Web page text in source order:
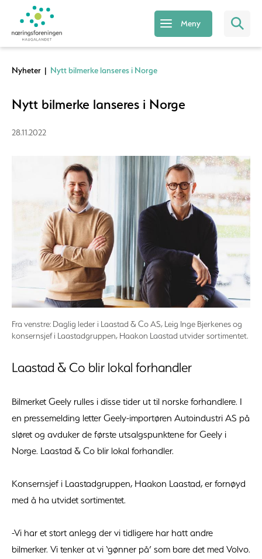
Meny
Nyheter | Nytt bilmerke lanseres i Norge
Nytt bilmerke lanseres i Norge
28.11.2022
Fra venstre: Daglig leder i Laastad & Co AS, Leig Inge Bjerkenes og
konsernsjef i Laastadgruppen, Haakon Laastad utvider sortimentet.
Laastad & Co blir lokal forhandler
Bilmerket Geely rulles i disse tider ut til norske forhandlere. I
en pressemelding letter Geely-importøren Autoindustri AS på
sløret og avduker de første utsalgspunktene for Geely i
Norge. Laastad & Co blir lokal forhandler.
Konsernsjef i Laastadgruppen, Haakon Laastad, er fornøyd
med å ha utvidet sortimentet.
-Vi har et stort anlegg der vi tidligere har hatt andre
bilmerker. Vi tenker at vi ‘gønner på’ som bare det med Volvo.